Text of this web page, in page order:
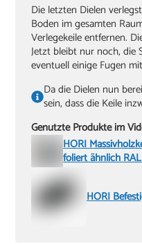
Die letzten Dielen
Boden im gesamten
Verlegekeile entfernen.
Jetzt bleibt nur noch, die
eventuell einige Fugen
Da die Dielen nun
sein, dass die Keile
Genutzte Produkte im
HORI
foliert ähnlich
HORI